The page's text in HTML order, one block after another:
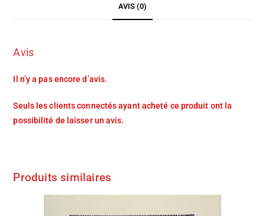
AVIS (0)
Avis
Il n’y a pas encore d’avis.
Seuls les clients connectés ayant acheté ce produit ont la
possibilité de laisser un avis.
Produits similaires